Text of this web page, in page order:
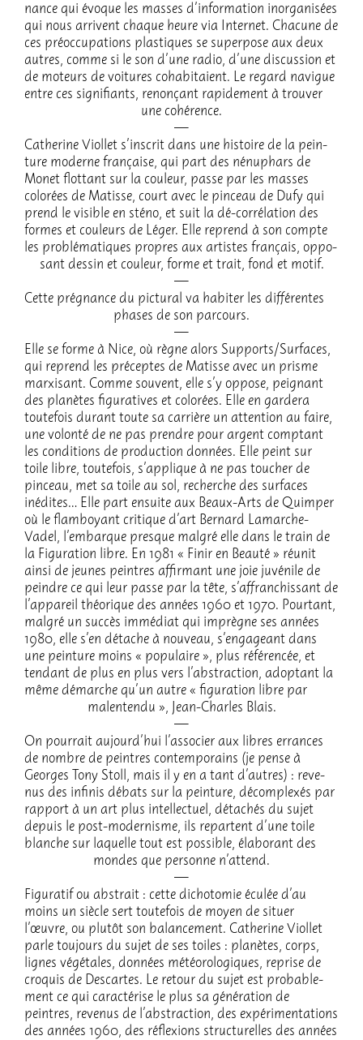
nance qui évoque les masses d’in­for­ma­tion inor­ga­ni­sées
qui nous arrivent chaque heure via Inter­net. Chacune de
ces préoc­cu­pa­tions plas­tiques se super­pose aux deux
autres, comme si le son d’une radio, d’une discus­sion et
de moteurs de voitures coha­bi­taient. Le regard navigue
entre ces signi­fiants, renonçant rapi­de­ment à trou­ver
une cohé­rence.
Cathe­rine Viol­let s’ins­crit dans une histoire de la pein­
ture moderne française, qui part des nénu­phars de
Monet flot­tant sur la couleur, passe par les masses
colo­rées de Matisse, court avec le pinceau de Dufy qui
prend le visible en sténo, et suit la dé-corré­la­tion des
formes et couleurs de Léger. Elle reprend à son compte
les problé­ma­tiques propres aux artistes français, oppo­
sant dessin et couleur, forme et trait, fond et motif.
Cette prégnance du pictu­ral va habi­ter les diffé­rentes
phases de son parcours.
Elle se forme à Nice, où règne alors Supports/Surfaces,
qui reprend les préceptes de Matisse avec un prisme
marxi­sant. Comme souvent, elle s’y oppose, peignant
des planètes figu­ra­tives et colo­rées. Elle en gardera
toute­fois durant toute sa carrière un atten­tion au faire,
une volonté de ne pas prendre pour argent comp­tant
les condi­tions de produc­tion données. Elle peint sur
toile libre, toute­fois, s’ap­plique à ne pas toucher de
pinceau, met sa toile au sol, recherche des surfaces
inédi­tes… Elle part ensuite aux Beaux-Arts de Quim­per
où le flam­boyant critique d’art Bernard Lamarche-
Vadel, l’em­barque presque malgré elle dans le train de
la Figu­ra­tion libre. En 1981 « Finir en Beauté » réunit
ainsi de jeunes peintres affir­mant une joie juvé­nile de
peindre ce qui leur passe par la tête, s’af­fran­chis­sant de
l’ap­pa­reil théo­rique des années 1960 et 1970. Pour­tant,
malgré un succès immé­diat qui imprègne ses années
1980, elle s’en détache à nouveau, s’en­ga­geant dans
une pein­ture moins « popu­laire », plus réfé­ren­cée, et
tendant de plus en plus vers l’abs­trac­tion, adop­tant la
même démarche qu’un autre « figu­ra­tion libre par
malen­tendu », Jean-Charles Blais.
On pour­rait aujour­d’hui l’as­so­cier aux libres errances
de nombre de peintres contem­po­rains (je pense à
Georges Tony Stoll, mais il y en a tant d’autres) : reve­
nus des infi­nis débats sur la pein­ture, décom­plexés par
rapport à un art plus intel­lec­tuel, déta­chés du sujet
depuis le post-moder­nisme, ils repartent d’une toile
blanche sur laquelle tout est possible, élabo­rant des
mondes que personne n’at­tend.
Figu­ra­tif ou abstrait : cette dicho­to­mie éculée d’au
moins un siècle sert toute­fois de moyen de situer
l’œuvre, ou plutôt son balan­ce­ment. Cathe­rine Viol­let
parle toujours du sujet de ses toiles : planètes, corps,
lignes végé­tales, données météo­ro­lo­giques, reprise de
croquis de Descartes. Le retour du sujet est proba­ble­
ment ce qui carac­té­rise le plus sa géné­ra­tion de
peintres, reve­nus de l’abs­trac­tion, des expé­ri­men­ta­tions
des années 1960, des réflexions struc­tu­relles des années